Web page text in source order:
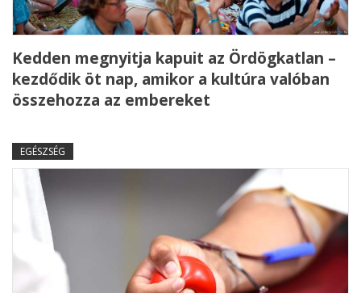
Kedden megnyitja kapuit az Ördögkatlan –
kezdődik öt nap, amikor a kultúra valóban
összehozza az embereket
EGÉSZSÉG